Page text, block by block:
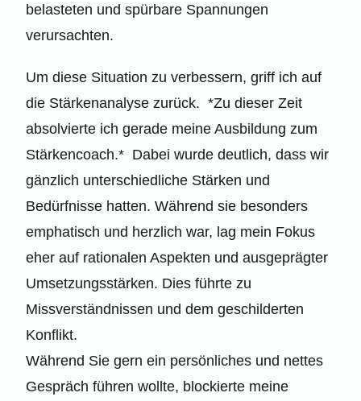
belasteten und spürbare Spannungen
verursachten.
Um diese Situation zu verbessern, griff ich auf
die Stärkenanalyse zurück. *Zu dieser Zeit
absolvierte ich gerade meine Ausbildung zum
Stärkencoach.* Dabei wurde deutlich, dass wir
gänzlich unterschiedliche Stärken und
Bedürfnisse hatten. Während sie besonders
emphatisch und herzlich war, lag mein Fokus
eher auf rationalen Aspekten und ausgeprägter
Umsetzungsstärken. Dies führte zu
Missverständnissen und dem geschilderten
Konflikt.
Während Sie gern ein persönliches und nettes
Gespräch führen wollte, blockierte meine